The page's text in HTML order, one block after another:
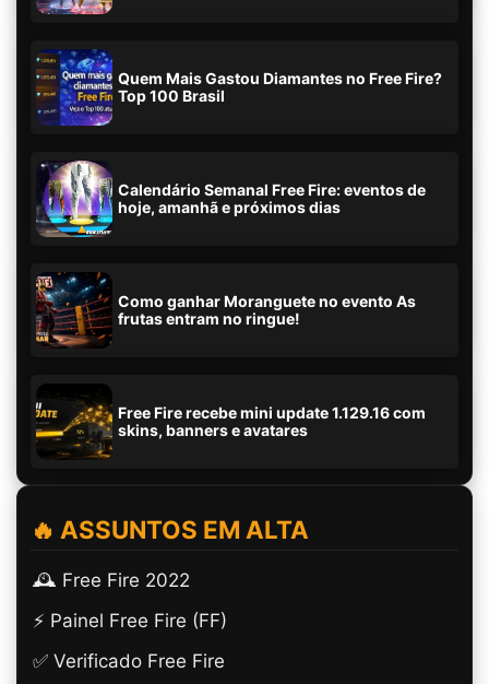
Quem Mais Gastou Diamantes no Free Fire?
Top 100 Brasil
Calendário Semanal Free Fire: eventos de
hoje, amanhã e próximos dias
Como ganhar Moranguete no evento As
frutas entram no ringue!
Free Fire recebe mini update 1.129.16 com
skins, banners e avatares
🔥 ASSUNTOS EM ALTA
🕰️ Free Fire 2022
⚡ Painel Free Fire (FF)
✅ Verificado Free Fire